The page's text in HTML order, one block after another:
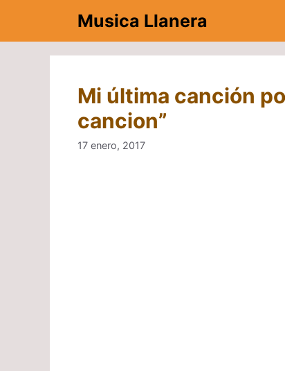
contenido
Musica Llanera
Mi última canción
cancion”
17 enero, 2017